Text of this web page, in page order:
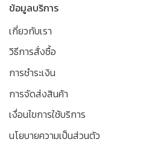
ข้อมูลบริการ
เกี่ยวกับเรา
วิธีการสั่งซื้อ
การชำระเงิน
การจัดส่งสินค้า
เงื่อนไขการใช้บริการ
นโยบายความเป็นส่วนตัว